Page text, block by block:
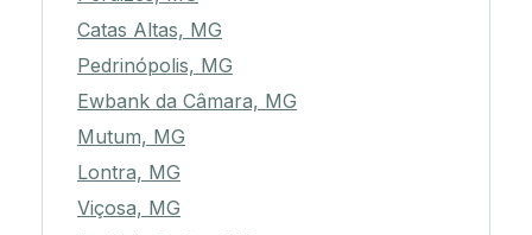
Catas Altas, MG
Pedrinópolis, MG
Ewbank da Câmara, MG
Mutum, MG
Lontra, MG
Viçosa, MG